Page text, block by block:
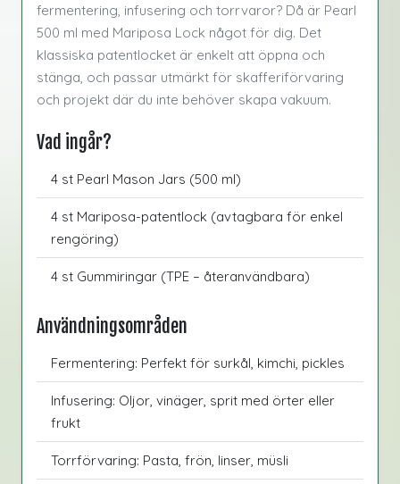
fermentering, infusering och torrvaror? Då är Pearl
500 ml med Mariposa Lock något för dig. Det
klassiska patentlocket är enkelt att öppna och
stänga, och passar utmärkt för skafferiförvaring
och projekt där du inte behöver skapa vakuum.
Vad ingår?
4 st Pearl Mason Jars (500 ml)
4 st Mariposa-patentlock (avtagbara för enkel
rengöring)
4 st Gummiringar (TPE – återanvändbara)
Användningsområden
Fermentering: Perfekt för surkål, kimchi, pickles
Infusering: Oljor, vinäger, sprit med örter eller
frukt
Torrförvaring: Pasta, frön, linser, müsli